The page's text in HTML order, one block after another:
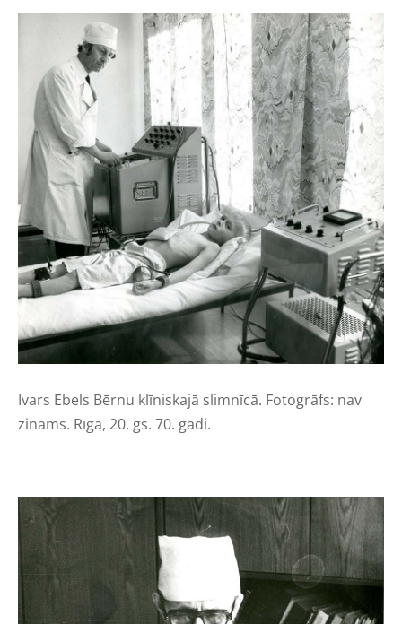
Ivars Ebels Bērnu klīniskajā slimnīcā. Fotogrāfs: nav
zināms. Rīga, 20. gs. 70. gadi.